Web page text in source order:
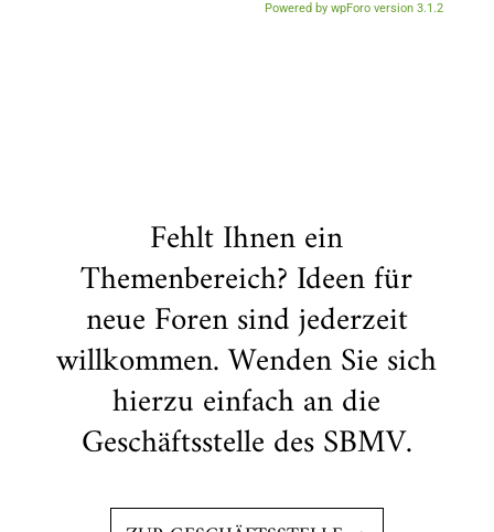
Powered by wpForo version 3.1.2
Fehlt Ihnen ein
Themenbereich? Ideen für
neue Foren sind jederzeit
willkommen. Wenden Sie sich
hierzu einfach an die
Geschäftsstelle des SBMV.